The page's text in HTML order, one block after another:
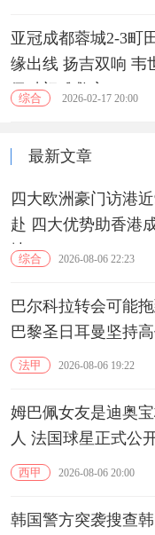
亚冠成都蓉城2-3町
缘出线 扬吉双响 韦
佩破门难救主
综合 2026-02-17 20:00
最新文章
四大欧洲豪门访港
赴 四大优势助香港
地综合 2026-08-06 22:23
巴尔科拉转会可能
巴黎圣日耳曼坚持
法甲 2026-08-06 19:22
姆巴佩女友是迪奥
人 法国球星正式公
西甲 2026-08-06 20:00
韩国警方突袭搜查